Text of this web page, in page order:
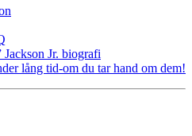
Jackson Jr. biografi
lång tid-om du tar hand om dem!